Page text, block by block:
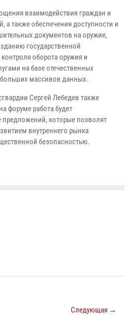
взаимодействия граждан и
а также обеспечения доступности и
документов на оружие,
государственной
оборота оружия и
на базе отечественных
массивов данных.
Сергей Лебедев также
форуме работа будет
предложений, которые позволят
внутреннего рынка
безопасностью.
Следующая →